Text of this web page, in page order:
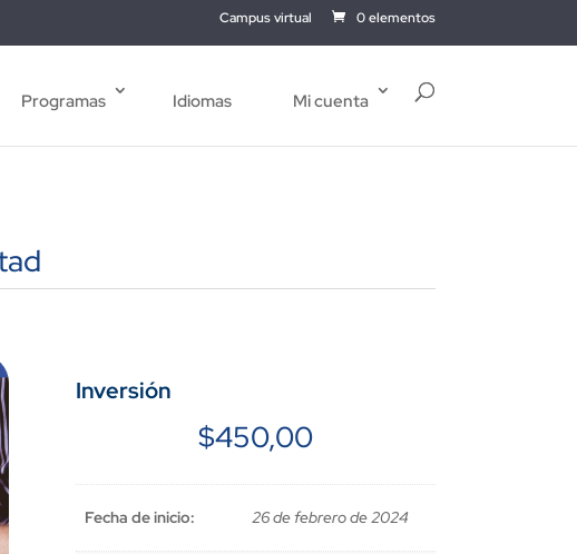
Campus virtual 0 elementos
Programas Idiomas Mi cuenta
Inversión
$450,00
Fecha de inicio: 26 de febrero de 2024